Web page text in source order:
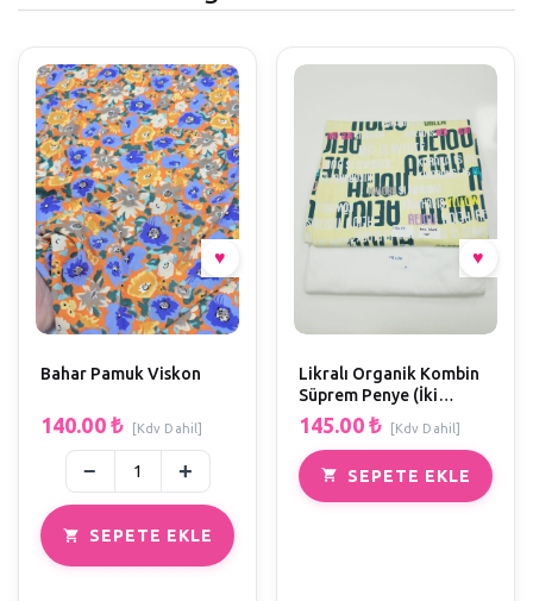
SEPETE EKLE
Bahar Pamuk Viskon
140.00 ₺ [Kdv Dahil]
SEPETE EKLE
Likralı Organik Kombin
Süprem Penye (İki
Kumaşın Fiyatı)
145.00 ₺ [Kdv Dahil]